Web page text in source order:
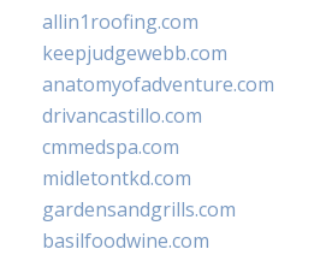
allin1roofing.com
keepjudgewebb.com
anatomyofadventure.com
drivancastillo.com
cmmedspa.com
midletontkd.com
gardensandgrills.com
basilfoodwine.com